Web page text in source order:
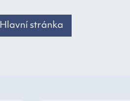
Hlavní stránka